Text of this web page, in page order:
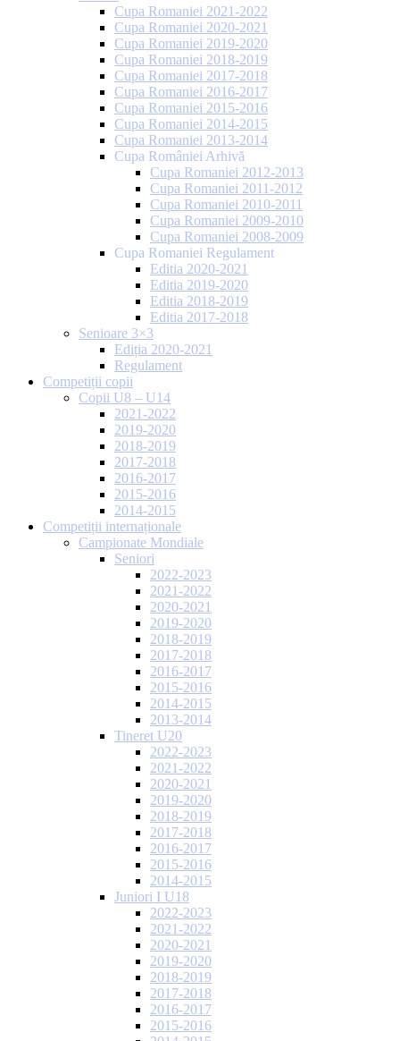
Cupa Romaniei 2021-2022
Cupa Romaniei 2020-2021
Cupa Romaniei 2019-2020
Cupa Romaniei 2018-2019
Cupa Romaniei 2017-2018
Cupa Romaniei 2016-2017
Cupa Romaniei 2015-2016
Cupa Romaniei 2014-2015
Cupa Romaniei 2013-2014
Cupa României Arhivă
Cupa Romaniei 2012-2013
Cupa Romaniei 2011-2012
Cupa Romaniei 2010-2011
Cupa Romaniei 2009-2010
Cupa Romaniei 2008-2009
Cupa Romaniei Regulament
Editia 2020-2021
Editia 2019-2020
Editia 2018-2019
Editia 2017-2018
Senioare 3×3
Ediția 2020-2021
Regulament
Competiții copii
Copii U8 – U14
2021-2022
2019-2020
2018-2019
2017-2018
2016-2017
2015-2016
2014-2015
Competiții internaționale
Campionate Mondiale
Seniori
2022-2023
2021-2022
2020-2021
2019-2020
2018-2019
2017-2018
2016-2017
2015-2016
2014-2015
2013-2014
Tineret U20
2022-2023
2021-2022
2020-2021
2019-2020
2018-2019
2017-2018
2016-2017
2015-2016
2014-2015
Juniori I U18
2022-2023
2021-2022
2020-2021
2019-2020
2018-2019
2017-2018
2016-2017
2015-2016